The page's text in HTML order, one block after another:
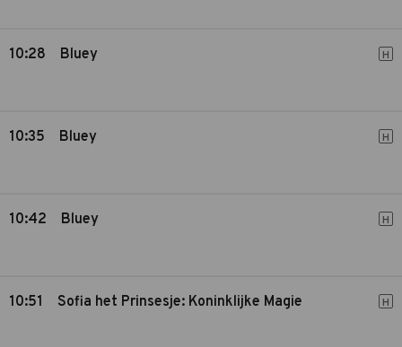
10:28 Bluey H
10:35 Bluey H
10:42 Bluey H
10:51 Sofia het Prinsesje: Koninklijke Magie H